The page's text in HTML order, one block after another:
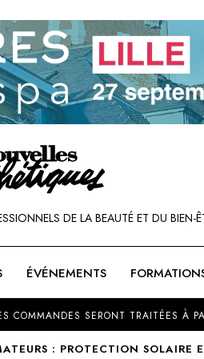
DE LA BEAUTÉ ET DU BIEN-
ÉVÉNEMENTS
COMMANDES SERONT TRAITÉES À
: PROTECTION SOLAIRE